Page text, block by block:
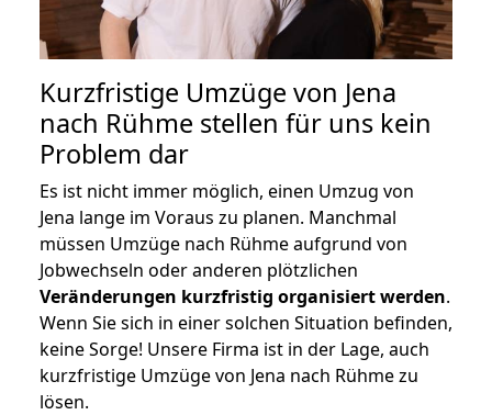
Kurzfristige Umzüge von Jena
nach Rühme stellen für uns kein
Problem dar
Es ist nicht immer möglich, einen Umzug von
Jena lange im Voraus zu planen. Manchmal
müssen Umzüge nach Rühme aufgrund von
Jobwechseln oder anderen plötzlichen
Veränderungen kurzfristig organisiert werden.
Wenn Sie sich in einer solchen Situation befinden,
keine Sorge! Unsere Firma ist in der Lage, auch
kurzfristige Umzüge von Jena nach Rühme zu
lösen.